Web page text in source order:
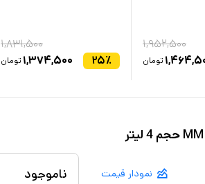
۱,۹۵۲,۵۰۰
تومان ۲۵٪
۱,۸۳۱,۵۰۰
۱,۳۷۴,۵۰۰ تومان
نمودار قیمت ناموجود